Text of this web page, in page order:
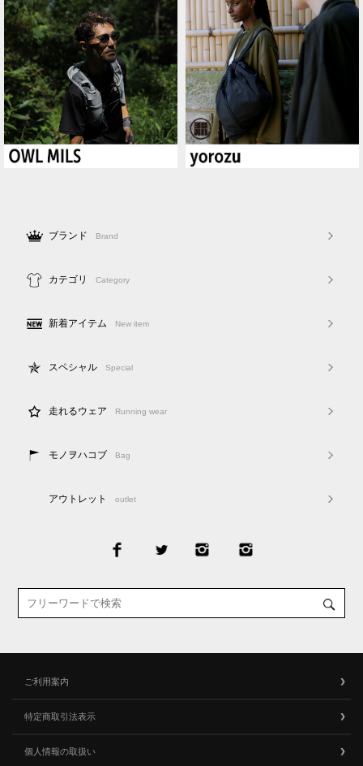
ブランド Brand
カテゴリ Category
新着アイテム New item
スペシャル Special
走れるウェア Running wear
モノヲハコブ Bag
アウトレット outlet
ご利用案内
特定商取引法表示
個人情報の取扱い